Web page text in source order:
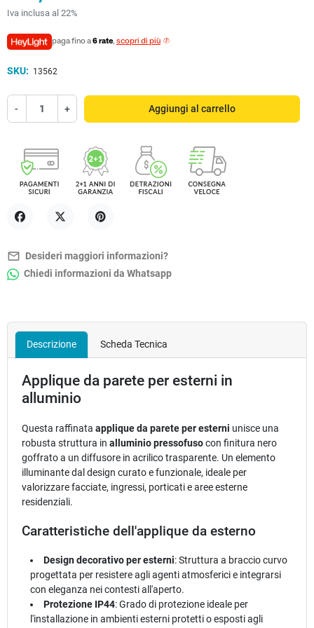
Iva inclusa al 22%
paga fino a6 rate, scopri di più
SKU: 13562
- + Aggiungi al carrello
mail_outline Desideri maggiori informazioni?
Chiedi informazioni da Whatsapp
Descrizione Scheda Tecnica
Applique da parete per esterni in
alluminio
Questa raffinata applique da parete per esterni unisce una
robusta struttura in alluminio pressofusocon finitura nero
goffrato a un diffusore in acrilico trasparente. Un elemento
illuminante dal design curato e funzionale, ideale per
valorizzare facciate, ingressi, porticati e aree esterne
residenziali.
Caratteristiche dell'applique da esterno
Design decorativo per esterni: Struttura a braccio curvo
progettata per resistere agli agenti atmosferici e integrarsi
con eleganza nei contesti all'aperto.
Protezione IP44: Grado di protezione ideale per
l'installazione in ambienti esterni protetti o esposti agli